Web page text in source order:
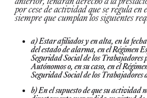
por cese de actividad que se regula en
siempre que cumplan los siguientes
a) Estar afiliados y en alta, en la
del estado de alarma, en el Régimen
Seguridad Social de los
Autónomos o, en su caso, en el
Seguridad Social de los Trabajadores
b) En el supuesto de que su actividad